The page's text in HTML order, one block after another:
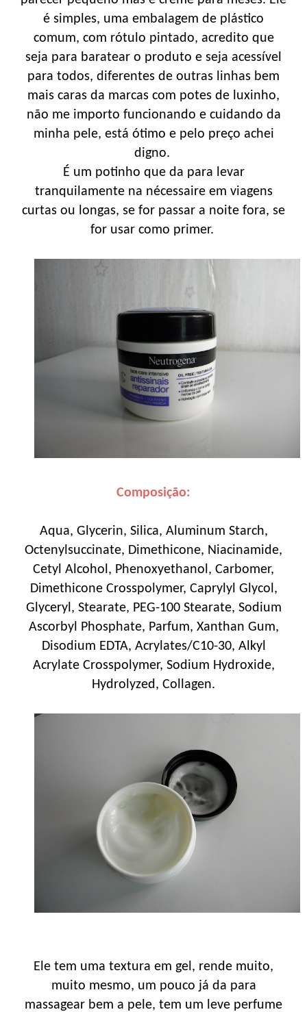
é simples, uma embalagem de plástico
comum, com rótulo pintado, acredito que
seja para baratear o produto e seja acessível
para todos, diferentes de outras linhas bem
mais caras da marcas com potes de luxinho,
não me importo funcionando e cuidando da
minha pele, está ótimo e pelo preço achei
digno.
É um potinho que da para levar
tranquilamente na nécessaire em viagens
curtas ou longas, se for passar a noite fora, se
for usar como primer.
Composição:
Aqua, Glycerin, Silica, Aluminum Starch,
Octenylsuccinate, Dimethicone, Niacinamide,
Cetyl Alcohol, Phenoxyethanol, Carbomer,
Dimethicone Crosspolymer, Caprylyl Glycol,
Glyceryl, Stearate, PEG-100 Stearate, Sodium
Ascorbyl Phosphate, Parfum, Xanthan Gum,
Disodium EDTA, Acrylates/C10-30, Alkyl
Acrylate Crosspolymer, Sodium Hydroxide,
Hydrolyzed, Collagen.
Ele tem uma textura em gel, rende muito,
muito mesmo, um pouco já da para
massagear bem a pele, tem um leve perfume